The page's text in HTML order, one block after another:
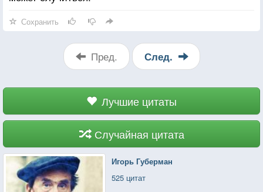
Сохранить
Пред. След.
Лучшие цитаты
Случайная цитата
Игорь Губерман
525 цитат